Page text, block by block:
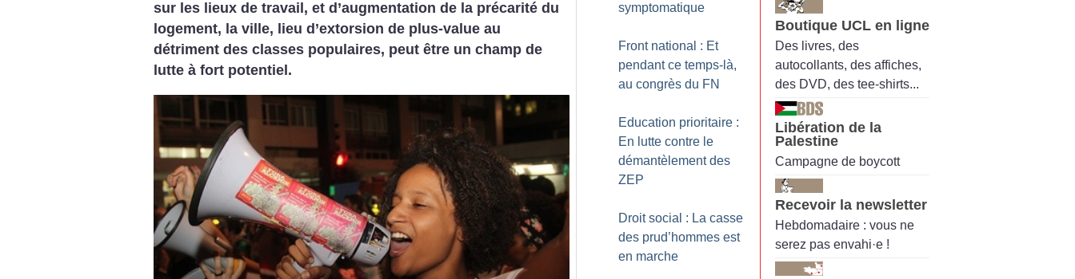
sur les lieux de travail, et d’augmentation de la précarité du
logement, la ville, lieu d’extorsion de plus-value au
détriment des classes populaires, peut être un champ de
lutte à fort potentiel.
symptomatique
Front national : Et
pendant ce temps-là,
au congrès du FN
Education prioritaire :
En lutte contre le
démantèlement des
ZEP
Droit social : La casse
des prud’hommes est
en marche
Boutique UCL en ligne
Des livres, des
autocollants, des affiches,
des DVD, des tee-shirts...
Libération de la
Palestine
Campagne de boycott
Recevoir la newsletter
Hebdomadaire : vous ne
serez pas envahi·e !